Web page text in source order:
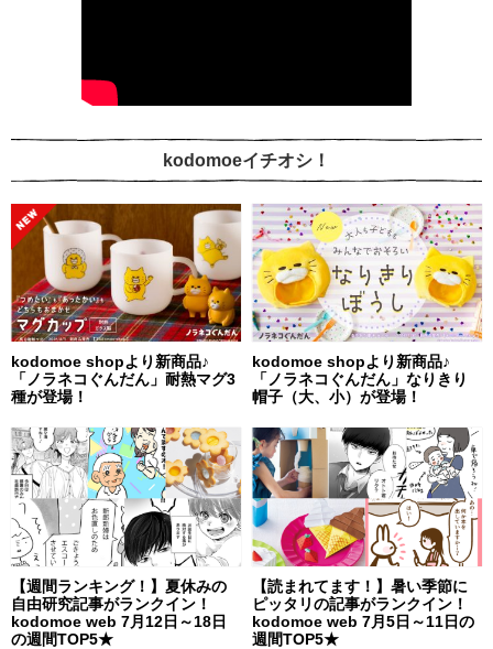
kodomoeイチオシ！
kodomoe shopより新商品♪
「ノラネコぐんだん」耐熱マグ3
種が登場！
kodomoe shopより新商品♪
「ノラネコぐんだん」なりきり
帽子（大、小）が登場！
【週間ランキング！】夏休みの
自由研究記事がランクイン！
kodomoe web 7月12日～18日
の週間TOP5★
【読まれてます！】暑い季節に
ピッタリの記事がランクイン！
kodomoe web 7月5日～11日の
週間TOP5★